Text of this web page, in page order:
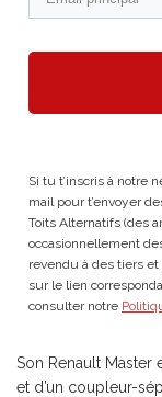
Si tu t’inscris à notre
mail pour t’envoyer
Toits Alternatifs (des
occasionnellement
revendu à des tiers
sur le lien
consulter notre
Son Renault Master
et d’un coupleur-